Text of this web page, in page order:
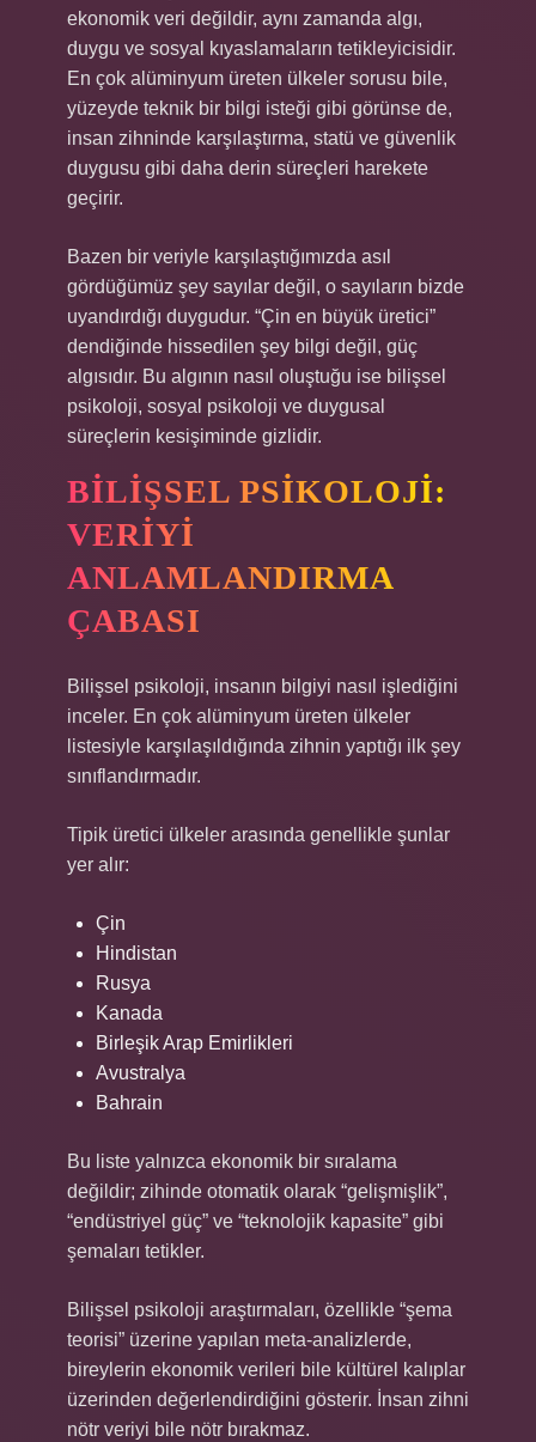
ekonomik veri değildir, aynı zamanda algı,
duygu ve sosyal kıyaslamaların tetikleyicisidir.
En çok alüminyum üreten ülkeler sorusu bile,
yüzeyde teknik bir bilgi isteği gibi görünse de,
insan zihninde karşılaştırma, statü ve güvenlik
duygusu gibi daha derin süreçleri harekete
geçirir.
Bazen bir veriyle karşılaştığımızda asıl
gördüğümüz şey sayılar değil, o sayıların bizde
uyandırdığı duygudur. “Çin en büyük üretici”
dendiğinde hissedilen şey bilgi değil, güç
algısıdır. Bu algının nasıl oluştuğu ise bilişsel
psikoloji, sosyal psikoloji ve duygusal
süreçlerin kesişiminde gizlidir.
BILIŞSEL PSIKOLOJI:
VERIYI
ANLAMLANDIRMA
ÇABASI
Bilişsel psikoloji, insanın bilgiyi nasıl işlediğini
inceler. En çok alüminyum üreten ülkeler
listesiyle karşılaşıldığında zihnin yaptığı ilk şey
sınıflandırmadır.
Tipik üretici ülkeler arasında genellikle şunlar
yer alır:
Çin
Hindistan
Rusya
Kanada
Birleşik Arap Emirlikleri
Avustralya
Bahrain
Bu liste yalnızca ekonomik bir sıralama
değildir; zihinde otomatik olarak “gelişmişlik”,
“endüstriyel güç” ve “teknolojik kapasite” gibi
şemaları tetikler.
Bilişsel psikoloji araştırmaları, özellikle “şema
teorisi” üzerine yapılan meta-analizlerde,
bireylerin ekonomik verileri bile kültürel kalıplar
üzerinden değerlendirdiğini gösterir. İnsan zihni
nötr veriyi bile nötr bırakmaz.